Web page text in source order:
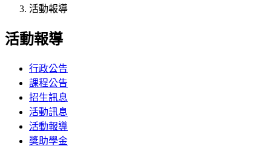
活動報導
活動報導
行政公告
課程公告
招生訊息
活動訊息
活動報導
獎助學金